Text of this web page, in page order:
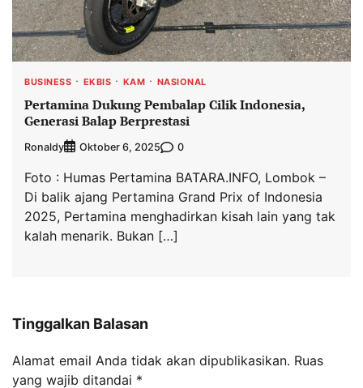
BUSINESS EKBIS KAM NASIONAL
Pertamina Dukung Pembalap Cilik Indonesia,
Generasi Balap Berprestasi
Ronaldy Oktober 6, 2025 0
Foto : Humas Pertamina BATARA.INFO, Lombok –
Di balik ajang Pertamina Grand Prix of Indonesia
2025, Pertamina menghadirkan kisah lain yang tak
kalah menarik. Bukan […]
Tinggalkan Balasan
Alamat email Anda tidak akan dipublikasikan. Ruas
yang wajib ditandai *